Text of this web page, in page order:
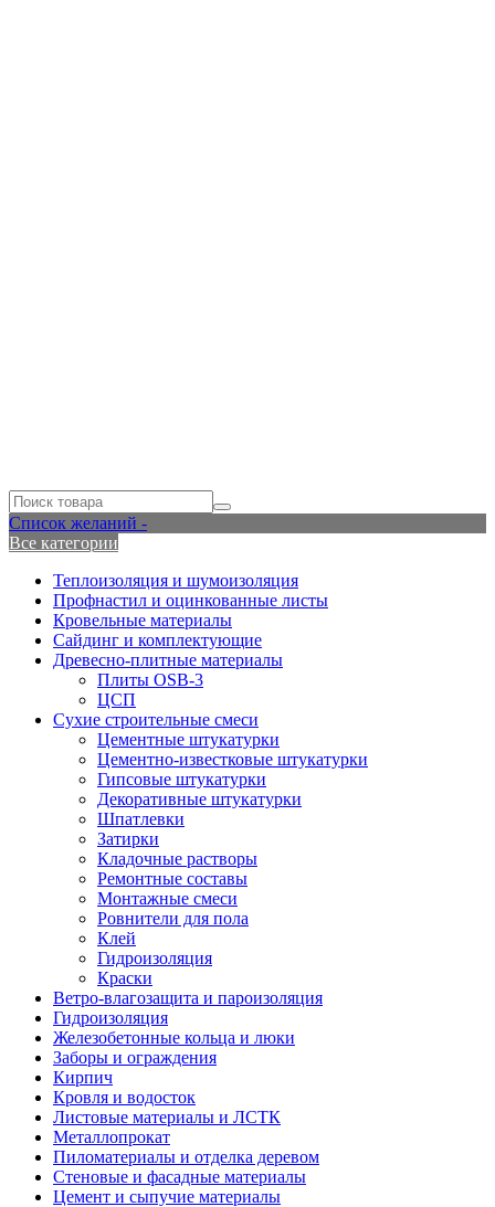
Список желаний -
Все категории
Теплоизоляция и шумоизоляция
Профнастил и оцинкованные листы
Кровельные материалы
Сайдинг и комплектующие
Древесно-плитные материалы
Плиты OSB-3
ЦСП
Сухие строительные смеси
Цементные штукатурки
Цементно-известковые штукатурки
Гипсовые штукатурки
Декоративные штукатурки
Шпатлевки
Затирки
Кладочные растворы
Ремонтные составы
Монтажные смеси
Ровнители для пола
Клей
Гидроизоляция
Краски
Ветро-влагозащита и пароизоляция
Гидроизоляция
Железобетонные кольца и люки
Заборы и ограждения
Кирпич
Кровля и водосток
Листовые материалы и ЛСТК
Металлопрокат
Пиломатериалы и отделка деревом
Стеновые и фасадные материалы
Цемент и сыпучие материалы